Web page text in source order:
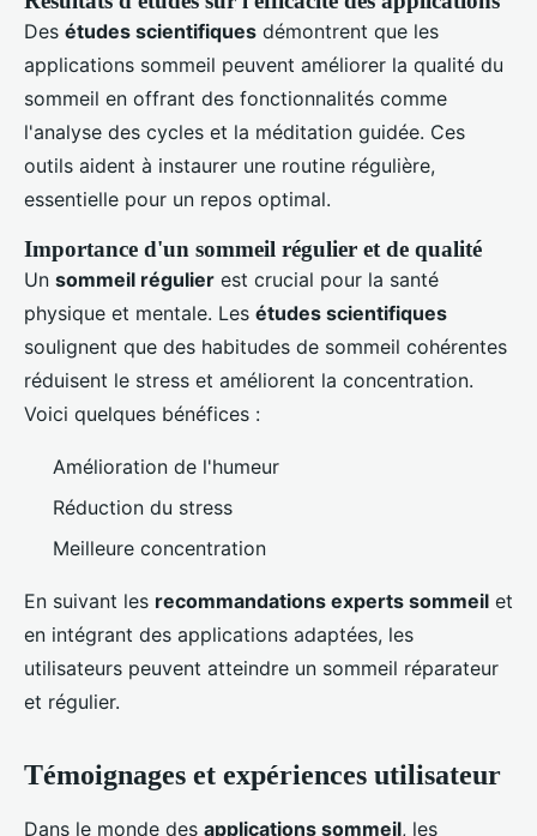
Des études scientifiques démontrent que les
applications sommeil peuvent améliorer la qualité du
sommeil en offrant des fonctionnalités comme
l'analyse des cycles et la méditation guidée. Ces
outils aident à instaurer une routine régulière,
essentielle pour un repos optimal.
Importance d'un sommeil régulier et de qualité
Un sommeil régulier est crucial pour la santé
physique et mentale. Les études scientifiques
soulignent que des habitudes de sommeil cohérentes
réduisent le stress et améliorent la concentration.
Voici quelques bénéfices :
Amélioration de l'humeur
Réduction du stress
Meilleure concentration
En suivant les recommandations experts sommeil et
en intégrant des applications adaptées, les
utilisateurs peuvent atteindre un sommeil réparateur
et régulier.
Témoignages et expériences utilisateur
Dans le monde des applications sommeil, les